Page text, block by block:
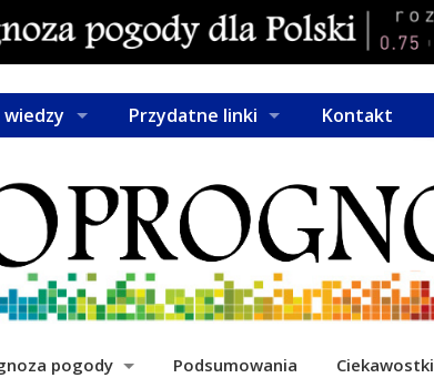
wiedzy Przydatne linki Kontakt
pogody Podsumowania Ciekawostki